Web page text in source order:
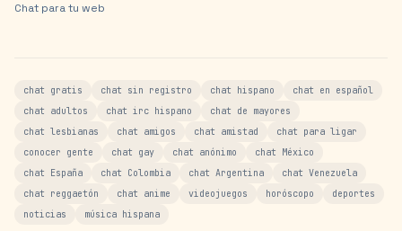
Chat para tu web
chat gratis chat sin registro chat hispano
chat en español
chat adultos
chat irc hispano
chat de mayores
chat lesbianas
chat amigos chat amistad
chat para ligar
conocer gente
chat gay chat anónimo
chat México
chat España
chat Colombia chat Argentina
chat Venezuela
chat reggaetón
chat anime videojuegos horóscopo
deportes
noticias
música hispana